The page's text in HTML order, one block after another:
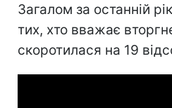
Загалом за останній
тих, хто вважає
скоротилася на 19